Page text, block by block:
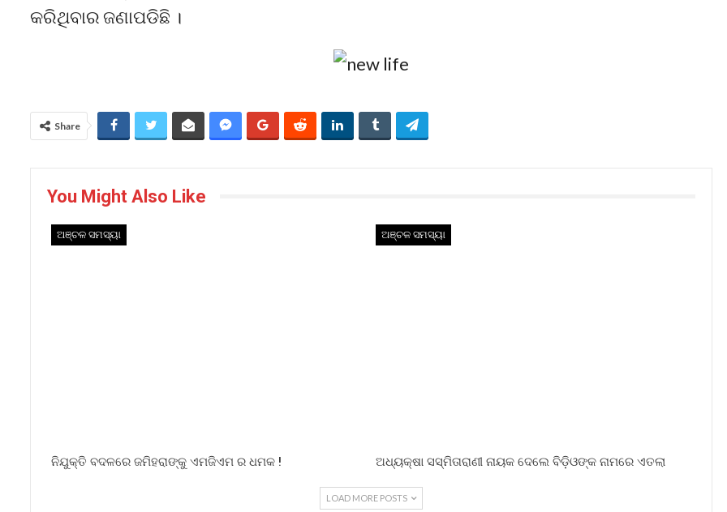
କରିଥିବାର ଜଣାପଡିଛି ।
Share
You Might Also Like
ଅଞ୍ଚଳ ସମସ୍ୟା
ନିଯୁକ୍ତି ବଦଳରେ ଜମିହରାଙ୍କୁ ଏମଜିଏମ ର ଧମକ !
ଅଞ୍ଚଳ ସମସ୍ୟା
ଅଧ୍ୟକ୍ଷା ସସ୍ମିତାରାଣୀ ନାୟକ ଦେଲେ ବିଡ଼ିଓଙ୍କ ନାମରେ ଏତଲା
LOAD MORE POSTS